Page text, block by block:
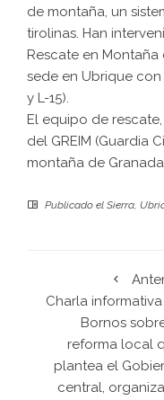
de montaña, un
tirolinas. Han
Rescate en
sede en Ubrique
y L-15).
El equipo de
del GREIM (Guardia
montaña de
Publicado el Sierra,
Charla
Bornos
reforma local
plantea el
central,